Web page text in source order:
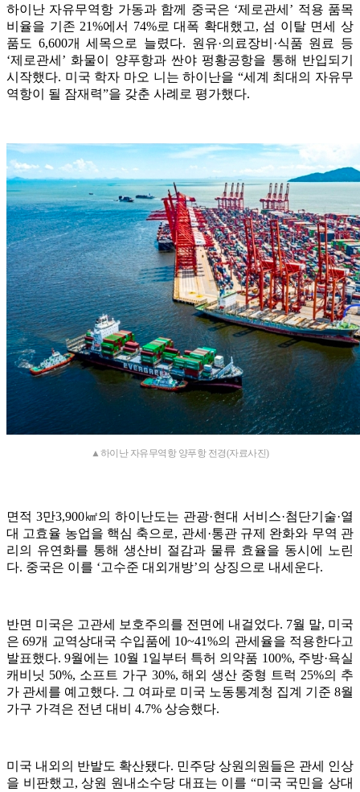
하이난 자유무역항 가동과 함께 중국은 ‘제로관세’ 적용 품목
비율을 기존 21%에서 74%로 대폭 확대했고, 섬 이탈 면세 상
품도 6,600개 세목으로 늘렸다. 원유·의료장비·식품 원료 등
‘제로관세’ 화물이 양푸항과 싼야 펑황공항을 통해 반입되기
시작했다. 미국 학자 마오 니는 하이난을 “세계 최대의 자유무
역항이 될 잠재력”을 갖춘 사례로 평가했다.
▲하이난 자유무역항 양푸항 전경(자료사진)
면적 3만3,900㎢의 하이난도는 관광·현대 서비스·첨단기술·열
대 고효율 농업을 핵심 축으로, 관세·통관 규제 완화와 무역 관
리의 유연화를 통해 생산비 절감과 물류 효율을 동시에 노린
다. 중국은 이를 ‘고수준 대외개방’의 상징으로 내세운다.
반면 미국은 고관세 보호주의를 전면에 내걸었다. 7월 말, 미국
은 69개 교역상대국 수입품에 10~41%의 관세율을 적용한다고
발표했다. 9월에는 10월 1일부터 특허 의약품 100%, 주방·욕실
캐비닛 50%, 소프트 가구 30%, 해외 생산 중형 트럭 25%의 추
가 관세를 예고했다. 그 여파로 미국 노동통계청 집계 기준 8월
가구 가격은 전년 대비 4.7% 상승했다.
미국 내외의 반발도 확산됐다. 민주당 상원의원들은 관세 인상
을 비판했고, 상원 원내소수당 대표는 이를 “미국 국민을 상대